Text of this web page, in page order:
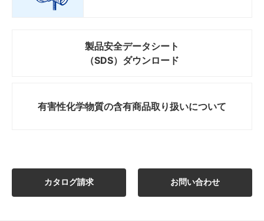
製品安全データシート
（SDS）ダウンロード
有害性化学物質の含有商品取り扱いについて
カタログ請求 お問い合わせ